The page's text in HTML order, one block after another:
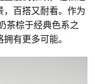
，百搭又耐看。作为
茶棕于经典色系之
有更多可能。